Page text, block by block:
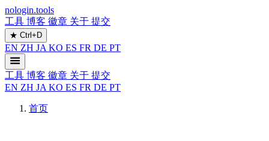
nologin.tools
工具 博客 徽章 关于 提交
★ Ctrl+D
EN ZH JA KO ES FR DE PT
工具 博客 徽章 关于 提交
EN ZH JA KO ES FR DE PT
首页